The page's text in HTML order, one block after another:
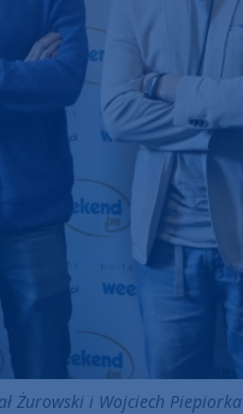
Żurowski i Wojciech Piepiorka